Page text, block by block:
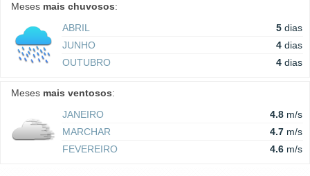
Meses mais chuvosos:
ABRIL
5 dias
JUNHO
4 dias
OUTUBRO
4 dias
Meses mais ventosos:
JANEIRO
4.8 m/s
MARCHAR
4.7 m/s
FEVEREIRO
4.6 m/s